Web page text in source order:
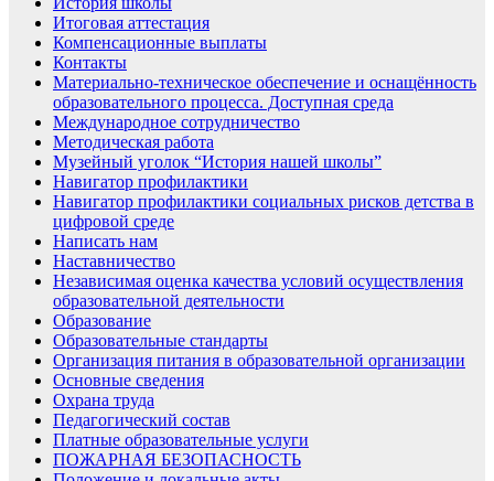
Итоговая аттестация
Компенсационные выплаты
Контакты
Материально-техническое обеспечение и оснащённость
образовательного процесса. Доступная среда
Международное сотрудничество
Методическая работа
Музейный уголок “История нашей школы”
Навигатор профилактики
Навигатор профилактики социальных рисков детства в
цифровой среде
Написать нам
Наставничество
Независимая оценка качества условий осуществления
образовательной деятельности
Образование
Образовательные стандарты
Организация питания в образовательной организации
Основные сведения
Охрана труда
Педагогический состав
Платные образовательные услуги
ПОЖАРНАЯ БЕЗОПАСНОСТЬ